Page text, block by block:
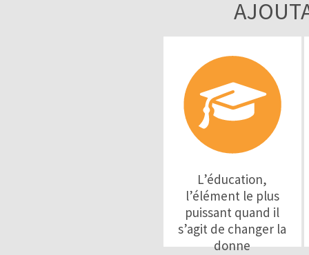
L’éducation,
l’élément le plus
puissant quand il
s’agit de changer la
donne